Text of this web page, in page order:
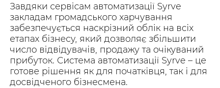
Завдяки сервісам автоматизації Syrve
закладам громадського харчування
забезпечується наскрізний облік на всіх
етапах бізнесу, який дозволяє збільшити
число відвідувачів, продажу та очікуваний
прибуток. Система автоматизації Syrve – це
готове рішення як для початківця, так і для
досвідченого бізнесмена.